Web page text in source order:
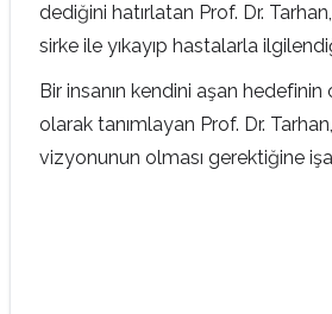
dediğini hatırlatan Prof. Dr. Tarhan,
sirke ile yıkayıp hastalarla
Bir insanın kendini aşan hedefinin
olarak tanımlayan Prof. Dr.
vizyonunun olması gerektiğine